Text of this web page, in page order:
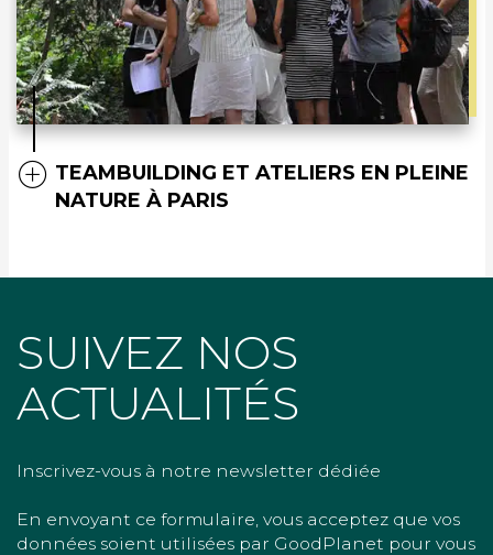
TEAMBUILDING ET ATELIERS EN PLEINE
NATURE À PARIS
SUIVEZ NOS
ACTUALITÉS
Inscrivez-vous à notre newsletter dédiée
En envoyant ce formulaire, vous acceptez que vos
données soient utilisées par GoodPlanet pour vous